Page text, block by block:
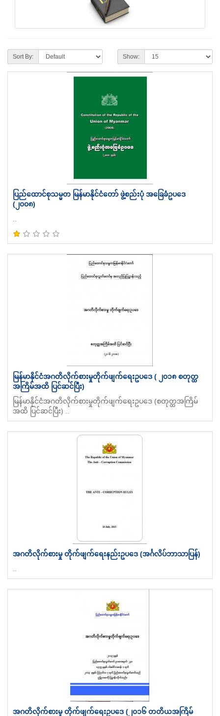
Sort By: Show:
ပြည်ထောင်စုသမ္မတ မြန်မာနိုင်ငံတော် ဖွဲ့စည်းပုံ အခြေခံဥပဒေ
(၂၀၀၈)
မြန်မာနိုင်ငံအဂတိလိုက်စားမှုတိုက်ဖျက်ရေးဥပဒေ ( ၂၀၁၈ စတုတ္ထ
အကြိမ်အထိ ပြင်ဆင်ပြီး)
မြန်မာနိုင်ငံအဂတိလိုက်စားမှုတိုက်ဖျက်ရေးဥပဒေ (စတုတ္ထအကြိမ်
အထိ ပြင်ဆင်ပြီး) ..
အဂတိလိုက်စားမှု တိုက်ဖျက်ရေးနည်းဥပဒေ (အင်္ဂလိပ်ဘာသာပြန်)
အဂတိလိုက်စားမှု တိုက်ဖျက်ရေးဥပဒေ (၂၀၁၆ တတိယအကြိမ်